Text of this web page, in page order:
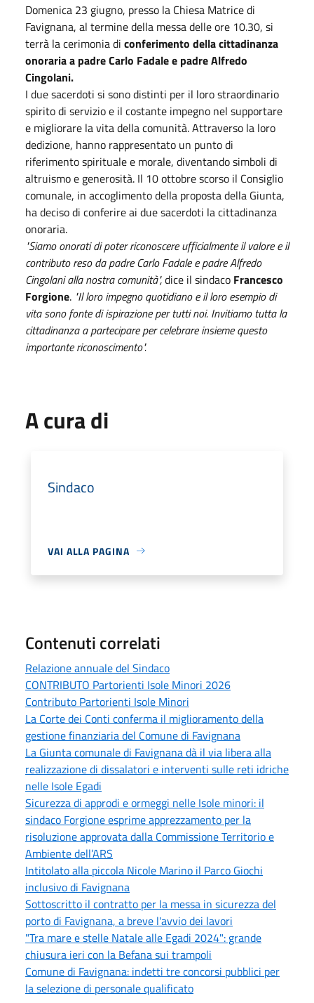
Domenica 23 giugno, presso la Chiesa Matrice di
Favignana, al termine della messa delle ore 10.30, si
terrà la cerimonia di conferimento della cittadinanza
onoraria a padre Carlo Fadale e padre Alfredo
Cingolani.
I due sacerdoti si sono distinti per il loro straordinario
spirito di servizio e il costante impegno nel supportare
e migliorare la vita della comunità. Attraverso la loro
dedizione, hanno rappresentato un punto di
riferimento spirituale e morale, diventando simboli di
altruismo e generosità. Il 10 ottobre scorso il Consiglio
comunale, in accoglimento della proposta della Giunta,
ha deciso di conferire ai due sacerdoti la cittadinanza
onoraria.
"Siamo onorati di poter riconoscere ufficialmente il valore e il
contributo reso da padre Carlo Fadale e padre Alfredo
Cingolani alla nostra comunità",dice il sindaco Francesco
Forgione. "Il loro impegno quotidiano e il loro esempio di
vita sono fonte di ispirazione per tutti noi. Invitiamo tutta la
cittadinanza a partecipare per celebrare insieme questo
importante riconoscimento".
A cura di
Sindaco
VAI ALLA PAGINA
Contenuti correlati
Relazione annuale del Sindaco
CONTRIBUTO Partorienti Isole Minori 2026
Contributo Partorienti Isole Minori
La Corte dei Conti conferma il miglioramento della
gestione finanziaria del Comune di Favignana
La Giunta comunale di Favignana dà il via libera alla
realizzazione di dissalatori e interventi sulle reti idriche
nelle Isole Egadi
Sicurezza di approdi e ormeggi nelle Isole minori: il
sindaco Forgione esprime apprezzamento per la
risoluzione approvata dalla Commissione Territorio e
Ambiente dell’ARS
Intitolato alla piccola Nicole Marino il Parco Giochi
inclusivo di Favignana
Sottoscritto il contratto per la messa in sicurezza del
porto di Favignana, a breve l'avvio dei lavori
"Tra mare e stelle Natale alle Egadi 2024": grande
chiusura ieri con la Befana sui trampoli
Comune di Favignana: indetti tre concorsi pubblici per
la selezione di personale qualificato